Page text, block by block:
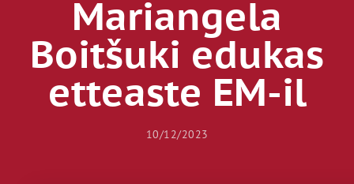
Mariangela
Boitšuki edukas
etteaste EM-il
10/12/2023